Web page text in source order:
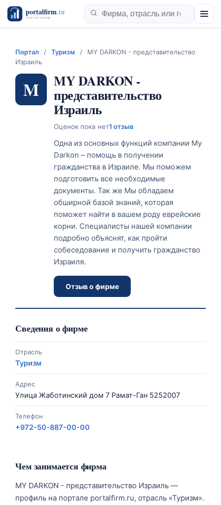
Портал / Туризм /
MY DARKON - представительство
Израиль
M MY DARKON -
представительство
Израиль
Оценок пока нет1 отзыв
Одна из основных функций компании My
Darkon – помощь в получении
гражданства в Израиле. Мы поможем
подготовить все необходимые
документы. Так же Мы обладаем
обширной базой знаний, которая
поможет найти в вашем роду еврейские
корни. Специалисты нашей компании
подробно объяснят, как пройти
собеседование и получить гражданство
Израиля.
Отзыв о фирме
Сведения о фирме
Отрасль
Туризм
Адрес
Улица Жаботинский дом 7 Рамат-Ган 5252007
Телефон
+972-50-887-00-00
Чем занимается фирма
MY DARKON - представительство Израиль —
профиль на портале portalfirm.ru, отрасль «Туризм».